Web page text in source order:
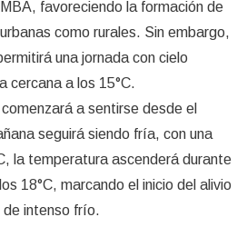
favoreciendo la formación de
como rurales. Sin embargo,
una jornada con cielo
cercana a los 15°C.
a sentirse desde el
seguirá siendo fría, con una
la temperatura ascenderá durante
18°C, marcando el inicio del alivio
intenso frío.